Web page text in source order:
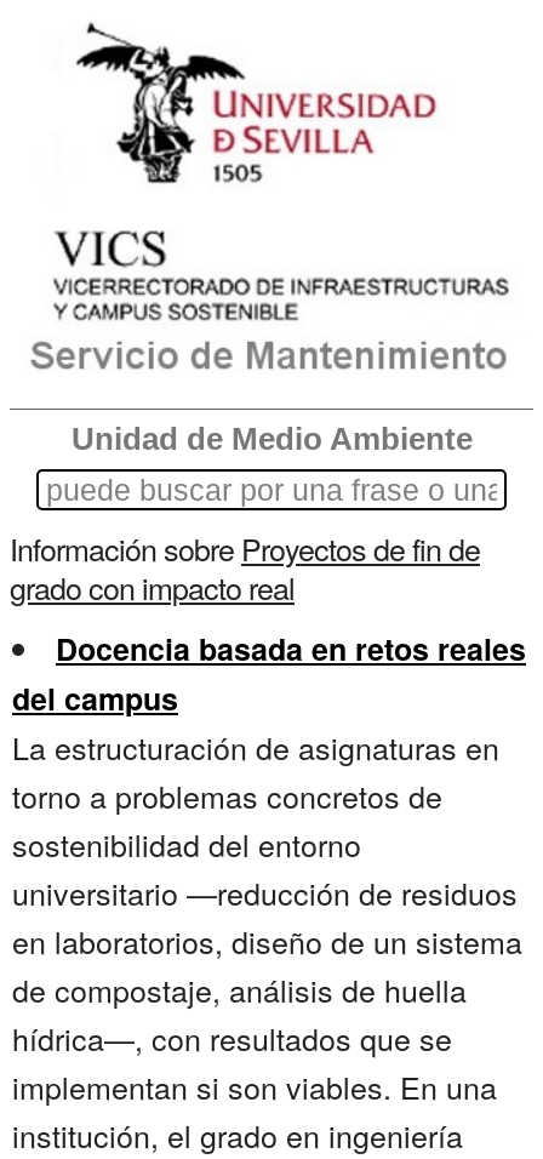
Unidad de Medio Ambiente
Información sobre Proyectos de fin de
grado con impacto real
Docencia basada en retos reales
del campus
La estructuración de asignaturas en
torno a problemas concretos de
sostenibilidad del entorno
universitario —reducción de residuos
en laboratorios, diseño de un sistema
de compostaje, análisis de huella
hídrica—, con resultados que se
implementan si son viables. En una
institución, el grado en ingeniería